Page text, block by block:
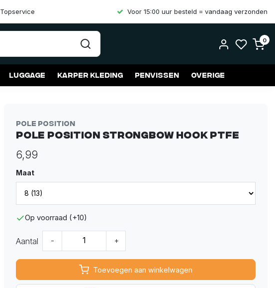
Topservice Voor 15:00 uur besteld = vandaag verzonden
0
Luggage Karper kleding Penvissen Overige
Pole Position
Pole Position Strongbow Hook PTFE
6,99
Maat
Op voorraad (+10)
Aantal - +
Toevoegen aan winkelwagen